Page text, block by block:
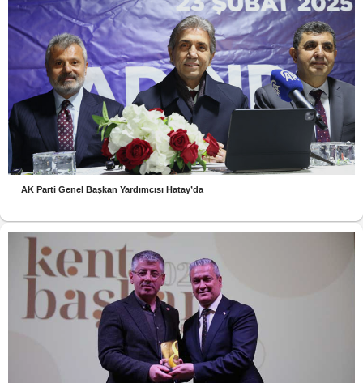
AK Parti Genel Başkan Yardımcısı Hatay’da